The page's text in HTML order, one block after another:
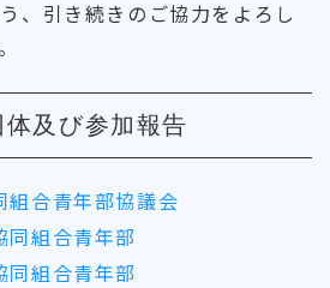
、引き続きのご協力をよろし
及び参加報告
組合青年部協議会
同組合青年部
同組合青年部